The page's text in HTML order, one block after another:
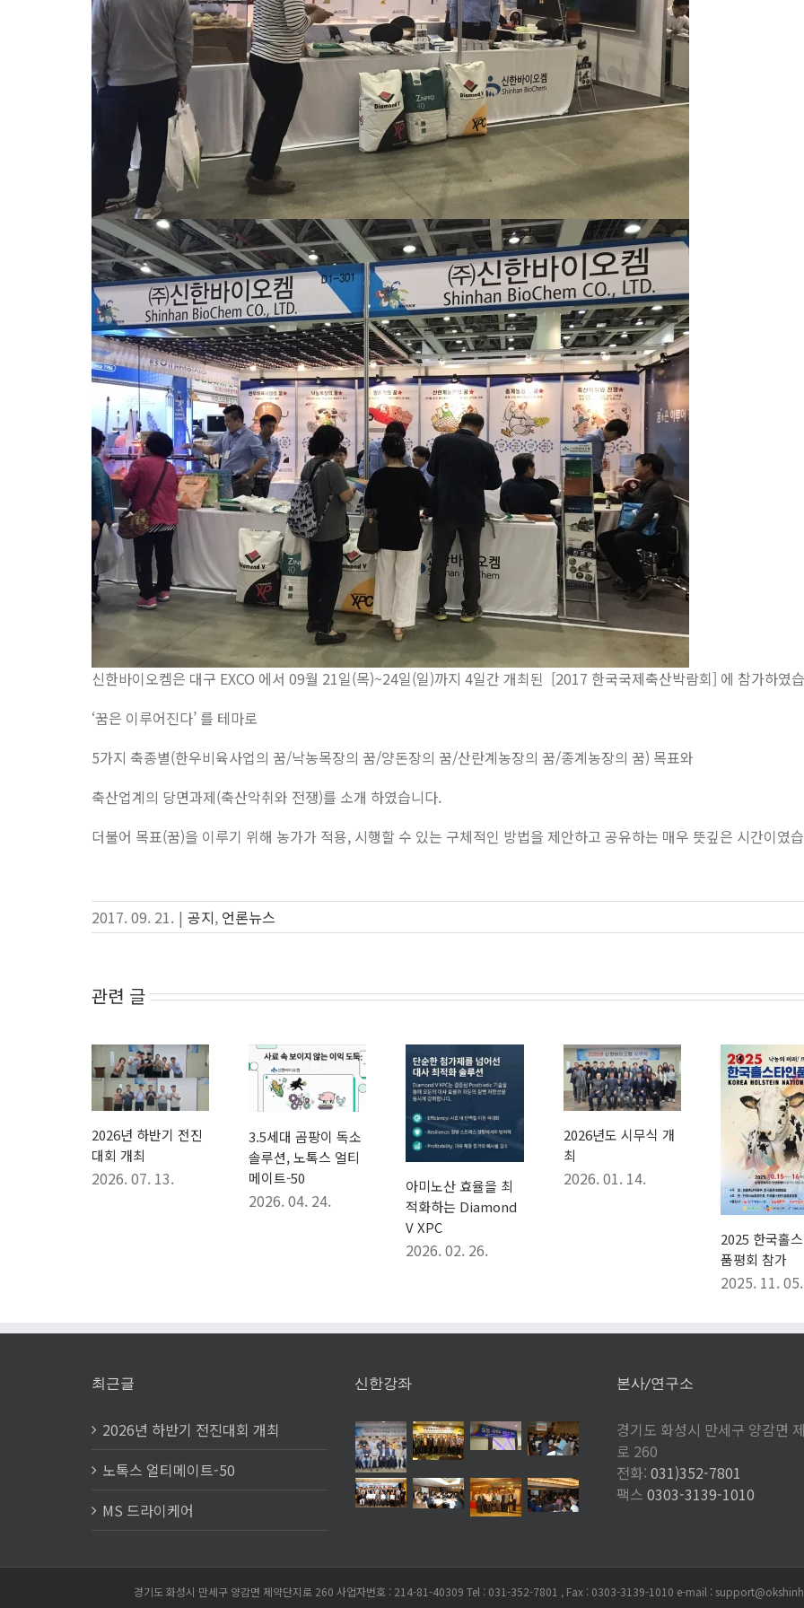
신한바이오켐은 대구 EXCO 에서 09월 21일(목)~24일(일)까지 4일간 개최된 [2017 한국국제축산박람회] 에 참가하였
‘꿈은 이루어진다’ 를 테마로
5가지 축종별(한우비육사업의 꿈/낙농목장의 꿈/양돈장의 꿈/산란계농장의 꿈/종계농장의 꿈) 목표와
축산업계의 당면과제(축산악취와 전쟁)를 소개 하였습니다.
더불어 목표(꿈)을 이루기 위해 농가가 적용, 시행할 수 있는 구체적인 방법을 제안하고 공유하는 매우 뜻깊은 시간이였
2017. 09. 21. | 공지, 언론뉴스
관련 글
2026년 하반기 전진
대회 개최
2026. 07. 13.
3.5세대 곰팡이 독소
솔루션, 노톡스 얼티
메이트-50
2026. 04. 24.
아미노산 효율을 최
적화하는 Diamond
2026. 02. 26.
2026년도 시무식 개
최
2026. 01. 14.
2025 한국홀스타인
품평회 참가
2025. 11. 05.
최근글
2026년 하반기 전진대회 개최
노톡스 얼티메이트-50
MS 드라이케어
신한강좌 본사/연구소
경기도 화성시 만세구 양감면
로 260
전화: 031)352-7801
팩스 0303-3139-1010
경기도 화성시 만세구 양감면 제약단지로 260 사업자번호 : 214-81-40309 Tel : 031-352-7801 , Fax : 0303-3139-1010 e-mail :